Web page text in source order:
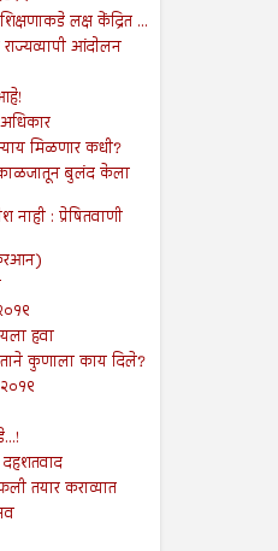
लक्ष केंद्रित ...
आंदोलन
मिळणार कधी?
बुलंद केला
नाही : प्रेषितवाणी
हवा
कुणाला काय दिले?
तयार कराव्यात